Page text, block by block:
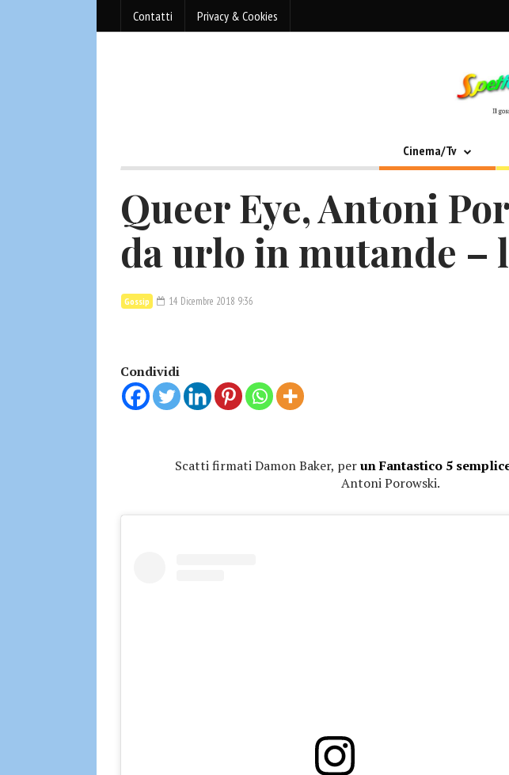
Contatti Privacy & Cookies
Cinema/Tv
Queer Eye, Antoni
da urlo in mutande –
Gossip 14 Dicembre 2018 9:36
Condividi
Scatti firmati Damon Baker, perun Fantastico 5
Antoni Porowski.